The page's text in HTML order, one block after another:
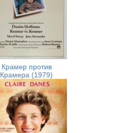
Крамер против
Крамера (1979)